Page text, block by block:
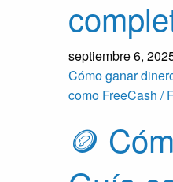
septiembre 6,
Cómo ganar
como FreeCash /
🪙